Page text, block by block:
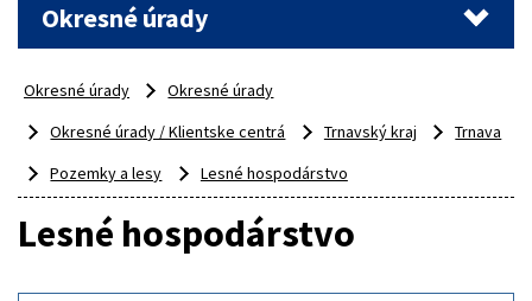
Okresné úrady
Okresné úrady
Okresné úrady
Okresné úrady / Klientske centrá
Trnavský kraj
Trnava
Pozemky a lesy
Lesné hospodárstvo
Lesné hospodárstvo